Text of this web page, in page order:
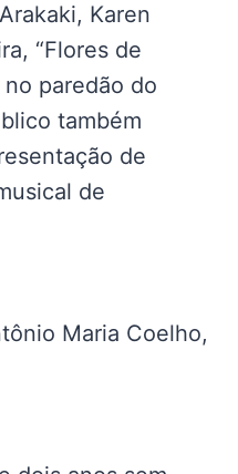
Karen
“Flores de
no paredão do
também
de
de
Maria Coelho,